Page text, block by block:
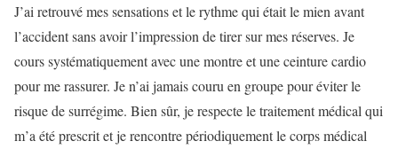
J’ai retrouvé mes sensations et le rythme qui était le mien avant
l’accident sans avoir l’impression de tirer sur mes réserves. Je
cours systématiquement avec une montre et une ceinture cardio
pour me rassurer. Je n’ai jamais couru en groupe pour éviter le
risque de surrégime. Bien sûr, je respecte le traitement médical qui
m’a été prescrit et je rencontre périodiquement le corps médical